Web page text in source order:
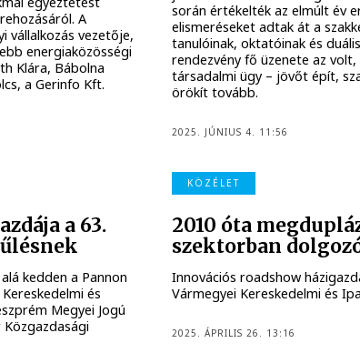
A
vállalkozás vezetője,
energiaközösségi
Klára, Bábolna
a Gerinfo Kft.
során értékelték az elmúlt év
elismeréseket adtak át a
tanulóinak, oktatóinak és
rendezvény fő üzenete az
társadalmi ügy – jövőt épít,
örökít tovább.
2025. JÚNIUS 4. 11:56
a 63.
kedden a Pannon
és
Megyei Jogú
KÖZÉLET
2010 óta
szektorban
Innovációs roadshow
Vármegyei Kereskedelmi és
2025. ÁPRILIS 26. 13:16